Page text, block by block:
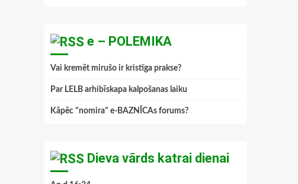
e – POLEMIKA
Vai kremēt mirušo ir kristīga prakse?
Par LELB arhibīskapa kalpošanas laiku
Kāpēc "nomira" e-BAZNĪCAs forums?
Dieva vārds katrai dienai